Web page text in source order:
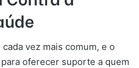
vez mais comum, e o
oferecer suporte a quem